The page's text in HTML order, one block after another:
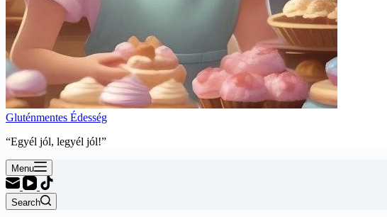
Gluténmentes Édesség
“Egyél jól, legyél jól!”
Menu
Search